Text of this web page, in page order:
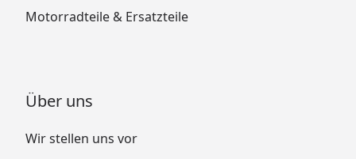
Motorradteile & Ersatzteile
Über uns
Wir stellen uns vor